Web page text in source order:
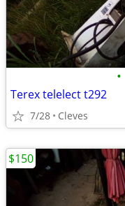
•
Terex telelect t292
7/28 Cleves
$150